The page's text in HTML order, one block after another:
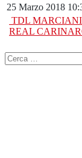
25 Marzo 2018
TDL
REAL
Ricerca
per: